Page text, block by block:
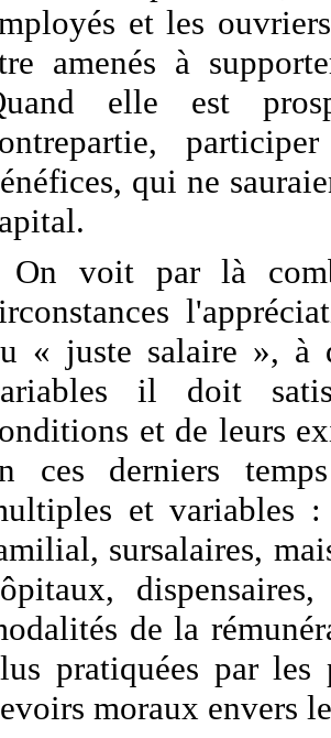
et les
amenés à
elle est
qui ne
On voit par là
« juste salaire », à
il doit
et de leurs
ces derniers
et variables
sursalaires,
de la
pratiquées par les
moraux envers